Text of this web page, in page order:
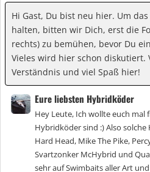
Hi Gast, Du bist neu hier. Um
halten, bitten wir Dich, erst die
rechts) zu bemühen, bevor Du
Vieles wird hier schon diskutiert.
Verständnis und viel Spaß hier!
Eure liebsten Hybridköder
Hey Leute, Ich wollte euch mal
Hybridköder sind :) Also solche
Hard Head, Mike The Pike,
Svartzonker McHybrid und
sehr auf Swimbaits aller Art